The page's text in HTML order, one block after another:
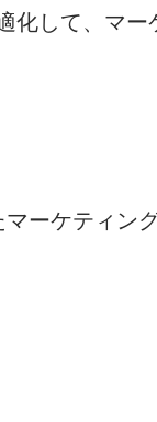
化して、マー
ーケティン